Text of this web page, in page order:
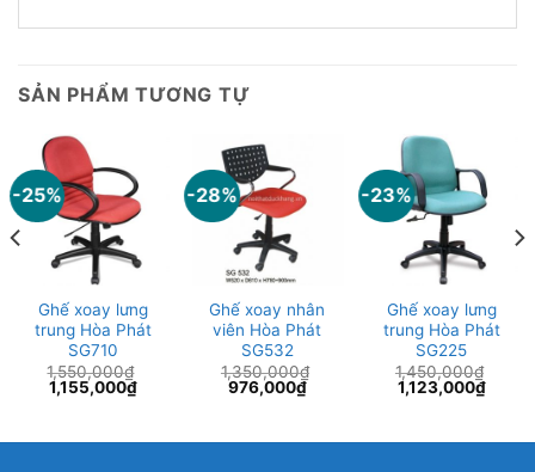
SẢN PHẨM TƯƠNG TỰ
-25%
Ghế xoay lưng
trung Hòa Phát
SG710
1,550,000₫
Giá
gốc
1,155,000₫Giá
hiện
1,155,000₫.
-28%
Ghế xoay nhân
viên Hòa Phát
SG532
1,350,000₫
Giá
976,000₫Giá
hiện
976,000₫.
-23%
Ghế xoay lưng
trung Hòa Phát
SG225
1,450,000₫
Giá
gốc
1,123,000₫Giá
hiện